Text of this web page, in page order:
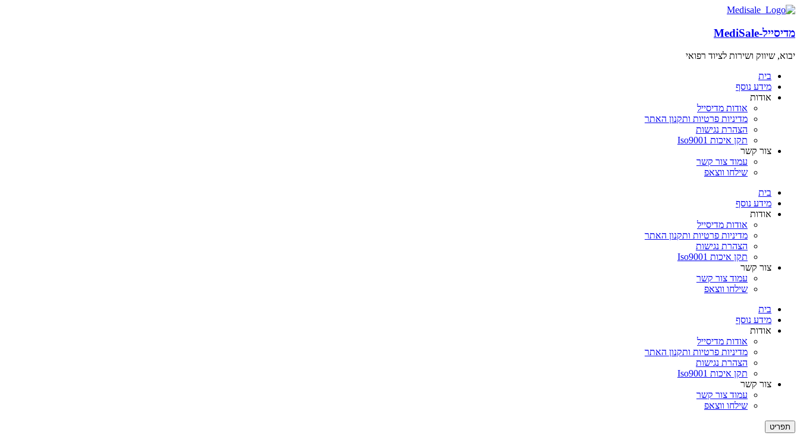
שִׂים
בְּאֲתָר
מֻפְעֶלֶת
לִנְגִישׁוּת
לְהַתְאָמַת
הָאֲתָר
הַמִּשְׁתַּמְּשִׁים
קוֹרֵא־מָסָךְ;
תַּפְרִיט
נְגִישׁוּת.
מדיסייל-MediSale
יבוא, שיווק ושירות לציוד רפואי
בית
מידע נוסף
אודות
אודות מדיסייל
מדיניות פרטיות ותקנון האתר
הצהרת נגישות
תקן איכות Iso9001
צור קשר
עמוד צור קשר
שילחו ווצאפ
בית
מידע נוסף
אודות
אודות מדיסייל
מדיניות פרטיות ותקנון האתר
הצהרת נגישות
תקן איכות Iso9001
צור קשר
עמוד צור קשר
שילחו ווצאפ
בית
מידע נוסף
אודות
אודות מדיסייל
מדיניות פרטיות ותקנון האתר
הצהרת נגישות
תקן איכות Iso9001
צור קשר
עמוד צור קשר
שילחו ווצאפ
תפריט